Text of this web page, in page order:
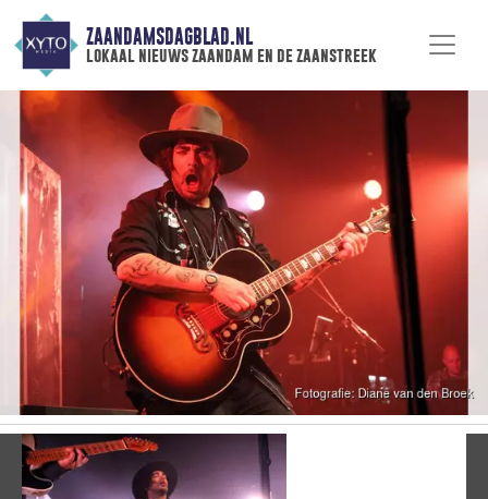
ZAANDAMSDAGBLAD.NL
lokaal nieuws zaandam en de zaanstreek